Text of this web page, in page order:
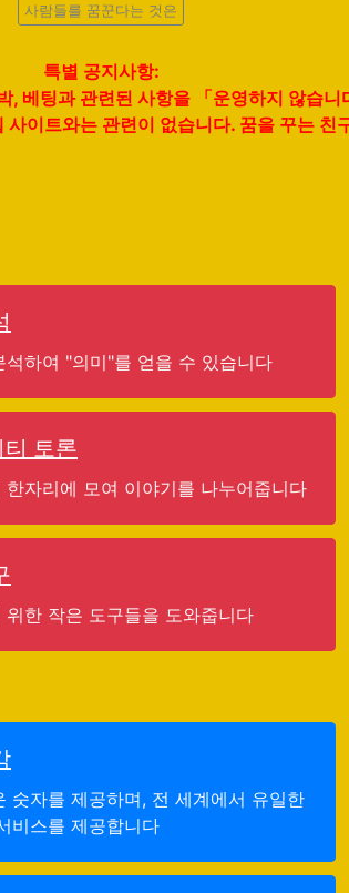
사람들를 꿈꾼다는 것은
특별 공지사항:
베팅과 관련된 사항을 「운영하지 않습
이트와는 관련이 없습니다. 꿈을 꾸는
석하여 "의미"를 얻을 수 있습니다
토론
한자리에 모여 이야기를 나누어줍니다
위한 작은 도구들을 도와줍니다
숫자를 제공하며, 전 세계에서 유일한
비스를 제공합니다